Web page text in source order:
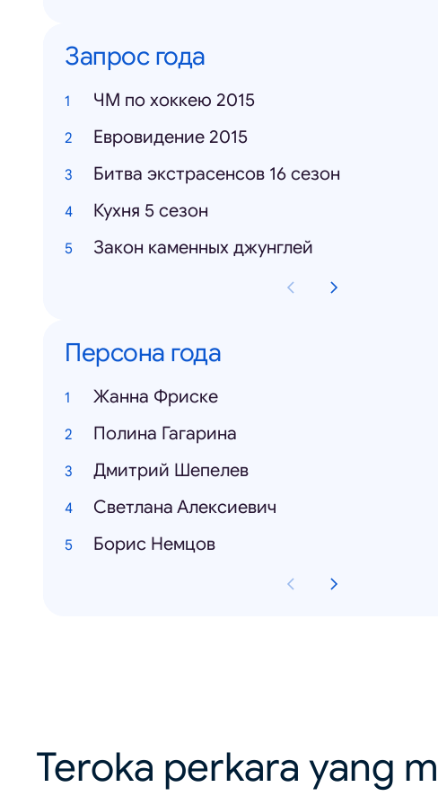
Запрос года
ЧМ по хоккею 2015
Евровидение 2015
Битва экстрасенсов 16 сезон
Кухня 5 сезон
Закон каменных джунглей
Персона года
Жанна Фриске
Полина Гагарина
Дмитрий Шепелев
Светлана Алексиевич
Борис Немцов
Teroka perkara yang